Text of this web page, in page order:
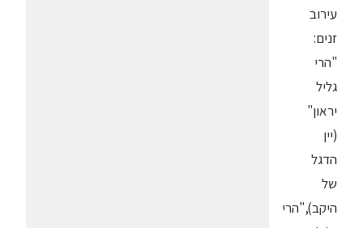
עירוב
זנים:
"הרי
גליל
יראון"
(יין
הדגל
של
היקב),"הרי